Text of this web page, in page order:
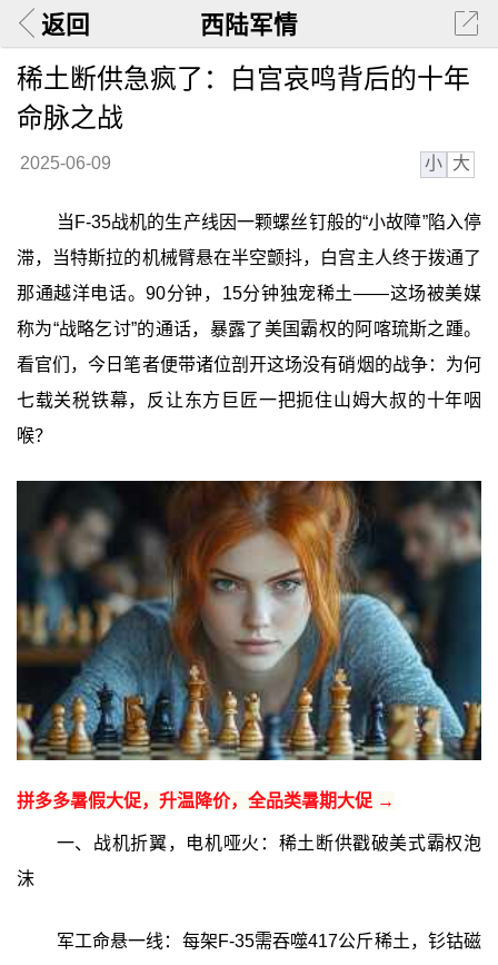
返回 西陆军情
稀土断供急疯了：白宫哀鸣背后的十年
命脉之战
2025-06-09 小 大
当F-35战机的生产线因一颗螺丝钉般的“小故障”陷入停
滞，当特斯拉的机械臂悬在半空颤抖，白宫主人终于拨通了
那通越洋电话。90分钟，15分钟独宠稀土——这场被美媒
称为“战略乞讨”的通话，暴露了美国霸权的阿喀琉斯之踵。
看官们，今日笔者便带诸位剖开这场没有硝烟的战争：为何
七载关税铁幕，反让东方巨匠一把扼住山姆大叔的十年咽
喉？
拼多多暑假大促，升温降价，全品类暑期大促 →
一、战机折翼，电机哑火：稀土断供戳破美式霸权泡
沫
军工命悬一线：每架F-35需吞噬417公斤稀土，钐钴磁